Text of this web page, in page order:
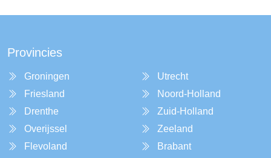
Provincies
Groningen
Friesland
Drenthe
Overijssel
Flevoland
Utrecht
Noord-Holland
Zuid-Holland
Zeeland
Brabant